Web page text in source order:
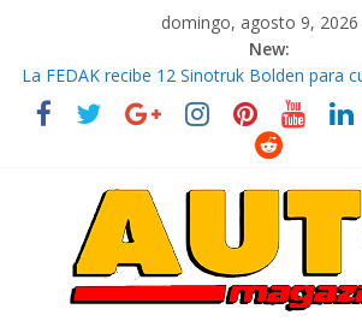
domingo, agosto 9, 2026
New:
La FEDAK recibe 12 Sinotruk Bolden para
Vuelta
El costo de tener un vehículo gana
¿Qué puede pasar con tu vehículo si
La Vuelta al Ecuador 2026, edición 47ª,